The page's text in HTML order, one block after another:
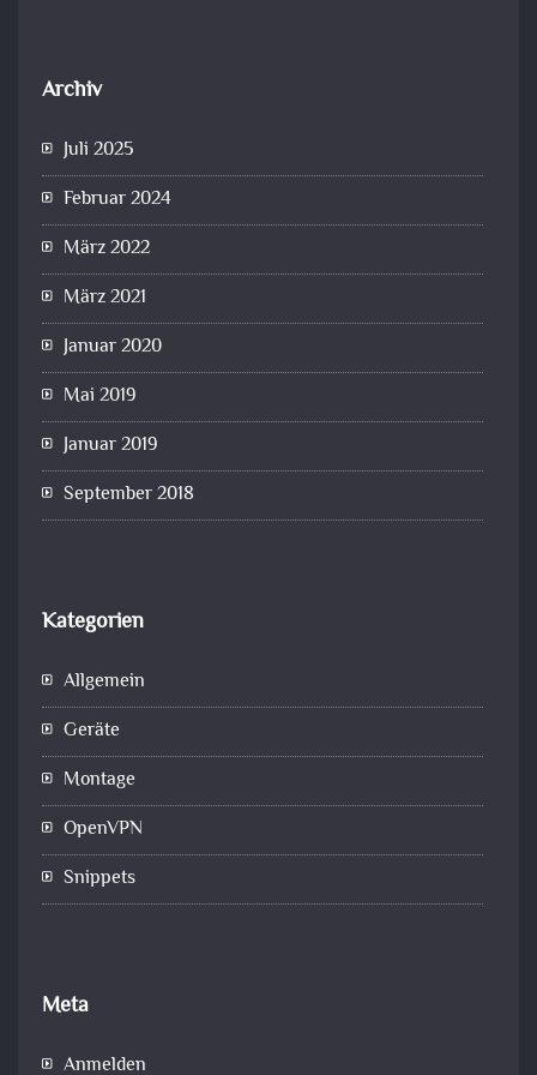
Archiv
Juli 2025
Februar 2024
März 2022
März 2021
Januar 2020
Mai 2019
Januar 2019
September 2018
Kategorien
Allgemein
Geräte
Montage
OpenVPN
Snippets
Meta
Anmelden